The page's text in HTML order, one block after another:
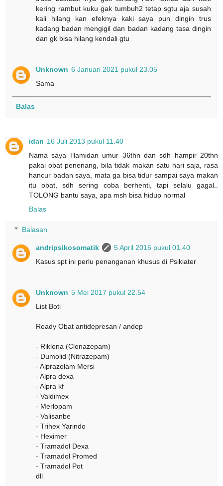
kering rambut kuku gak tumbuh2 tetap sgtu aja susah
kali hilang kan efeknya kaki saya pun dingin trus
kadang badan mengigil dan badan kadang tasa dingin
dan gk bisa hilang kendali gtu
Unknown 6 Januari 2021 pukul 23.05
Sama
Balas
idan 16 Juli 2013 pukul 11.40
Nama saya Hamidan umur 36thn dan sdh hampir 20thn
pakai obat penenang, bila tidak makan satu hari saja, rasa
hancur badan saya, mata ga bisa tidur sampai saya makan
itu obat, sdh sering coba berhenti, tapi selalu gagal..
TOLONG bantu saya, apa msh bisa hidup normal
Balas
Balasan
andripsikosomatik
5 April 2016 pukul 01.40
Kasus spt ini perlu penanganan khusus di Psikiater
Unknown 5 Mei 2017 pukul 22.54
List Boti
Ready Obat antidepresan / andep
- Riklona (Clonazepam)
- Dumolid (Nitrazepam)
- Alprazolam Mersi
- Alpra dexa
- Alpra kf
- Valdimex
- Merlopam
- Valisanbe
- Trihex Yarindo
- Heximer
- Tramadol Dexa
- Tramadol Promed
- Tramadol Pot
dll